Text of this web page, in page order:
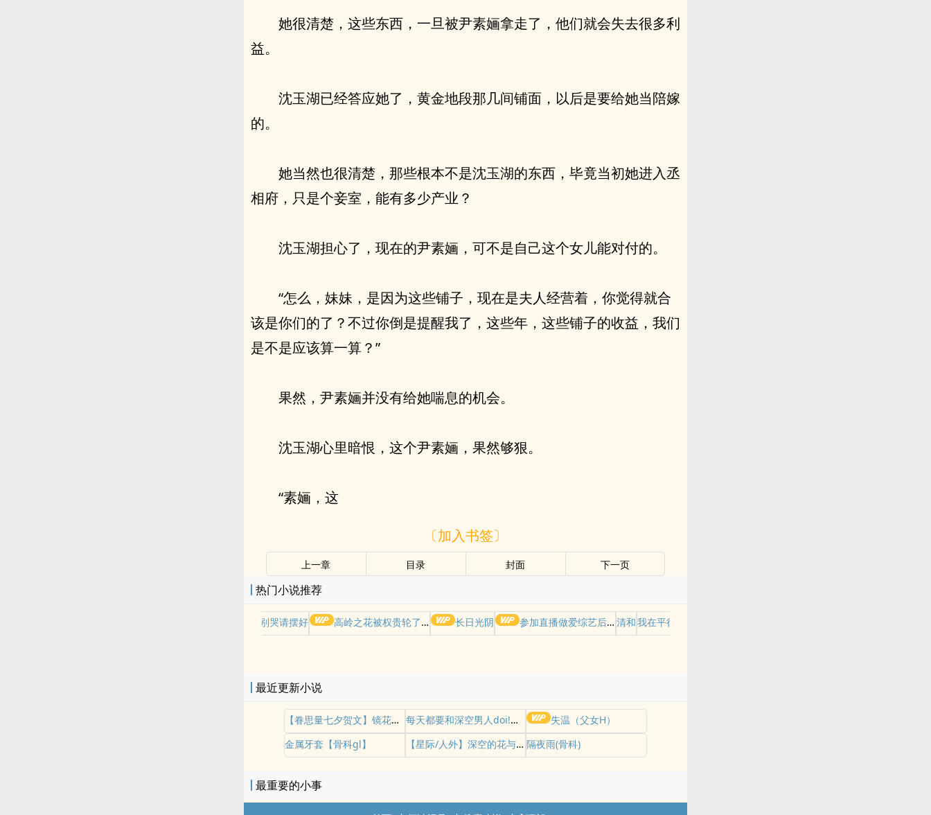
她很清楚，这些东西，一旦被尹素婳拿走了，他们就会失去很多利
益。
沈玉湖已经答应她了，黄金地段那几间铺面，以后是要给她当陪嫁
的。
她当然也很清楚，那些根本不是沈玉湖的东西，毕竟当初她进入丞
相府，只是个妾室，能有多少产业？
沈玉湖担心了，现在的尹素婳，可不是自己这个女儿能对付的。
“怎么，妹妹，是因为这些铺子，现在是夫人经营着，你觉得就合
该是你们的了？不过你倒是提醒我了，这些年，这些铺子的收益，我们
是不是应该算一算？”
果然，尹素婳并没有给她喘息的机会。
沈玉湖心里暗恨，这个尹素婳，果然够狠。
“素婳，这
〔加入书签〕
上一章 目录 封面 下一页
热门小说推荐
老师别哭请摆好 高岭之花被权贵轮了后 长日光阴 参加直播做爱综艺后我火了(NPH) 清和我在平行世界当王
最近更新小说
【眷思量七夕贺文】镜花水月 每天都要和深空男人doi!【乙女向小合集】
失温（父女H）
金属牙套【骨科gl】
【星际/人外】深空的花与蛇 隔夜雨(骨科)
最重要的小事